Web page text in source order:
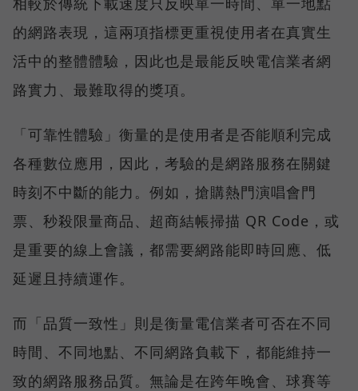
的網路表現，這兩項指標更重視使用者在真實生
活中的整體體驗，因此也是最能反映電信業者網
路實力、最難取得的獎項。
「可靠性體驗」衡量的是使用者是否能順利完成
各種數位應用，因此，考驗的是網路服務在關鍵
時刻不中斷的能力。例如，搶購熱門演唱會門
票、秒殺限量商品、超商結帳掃描 QR Code，或
是重要的線上會議，都需要網路能即時回應、低
延遲且持續運作。
而「品質一致性」則是衡量電信業者可否在不同
時間、不同地點、不同網路負載下，都能維持一
致的網路服務品質。無論是在跨年晚會、球賽等